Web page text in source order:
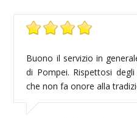
Buono il servizio in
di Pompei. Rispettosi
che non fa onore alla